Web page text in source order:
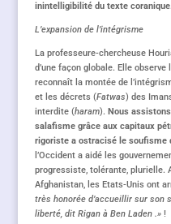
inintelligibilité du texte
L’expansion de l’intégrisme
La professeure-chercheuse
d’une façon globale. Elle
reconnaît la montée de
et les décrets (Fatwas) des
interdite (haram). Nous
salafisme grâce aux capitaux
rigoriste a ostracisé le soufisme
l’Occident a aidé les
progressiste, tolérante, plurielle.
Afghanistan, les Etats-Unis ont
très honorée d’accueillir sur son
liberté, dit Rigan à Ben Laden .» !